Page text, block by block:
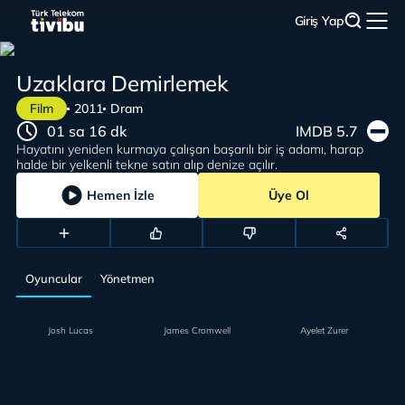
Giriş Yap
Film 2011 Dram
Uzaklara Demirlemek
Hayatını yeniden kurmaya çalışan başarılı bir iş adamı, harap
halde bir yelkenli tekne satın alıp denize açılır.
01 sa 16 dk IMDB 5.7
Hemen İzle Üye Ol
Oyuncular Yönetmen
Josh Lucas James Cromwell Ayelet Zurer